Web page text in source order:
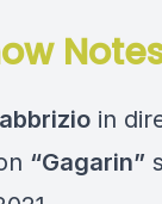
in
“Gagarin”